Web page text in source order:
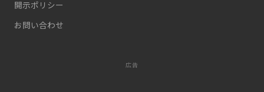
開示ポリシー
お問い合わせ
広告